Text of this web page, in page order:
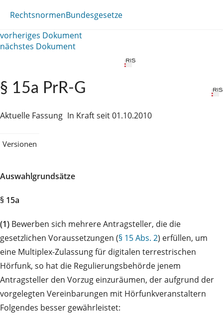
RechtsnormenBundesgesetze
vorheriges Dokument
nächstes Dokument
§ 15a PrR-G
Aktuelle Fassung In Kraft seit 01.10.2010
Versionen
Auswahlgrundsätze
§ 15a
(1) Bewerben sich mehrere Antragsteller, die die
gesetzlichen Voraussetzungen (§ 15 Abs. 2) erfüllen, um
eine Multiplex-Zulassung für digitalen terrestrischen
Hörfunk, so hat die Regulierungsbehörde jenem
Antragsteller den Vorzug einzuräumen, der aufgrund der
vorgelegten Vereinbarungen mit Hörfunkveranstaltern
Folgendes besser gewährleistet: